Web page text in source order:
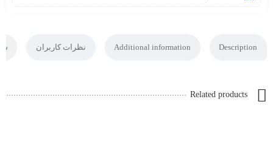
Description
Additional information نظرات کاربران
Related products